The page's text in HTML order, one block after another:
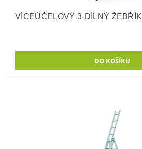
VÍCEÚČELOVÝ 3-DÍLNÝ ŽEBŘÍK